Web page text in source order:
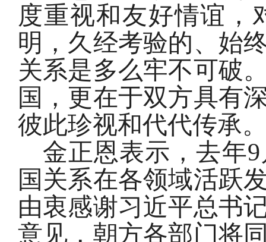
度重视和友好情谊，
明，久经考验的、始
关系是多么牢不可破
国，更在于双方具有
彼此珍视和代代传承
金正恩表示，去年
国关系在各领域活跃
由衷感谢习近平总书
意见，朝方各部门将